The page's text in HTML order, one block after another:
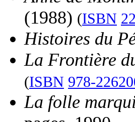
(1988) (ISBN
Histoires du
La Frontière
(ISBN 978-
La folle